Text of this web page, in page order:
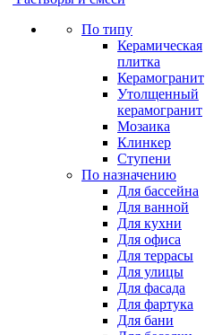
По типу
Керамическая
плитка
Керамогранит
Утолщенный
керамогранит
Мозаика
Клинкер
Ступени
По назначению
Для бассейна
Для ванной
Для кухни
Для офиса
Для террасы
Для улицы
Для фасада
Для фартука
Для бани